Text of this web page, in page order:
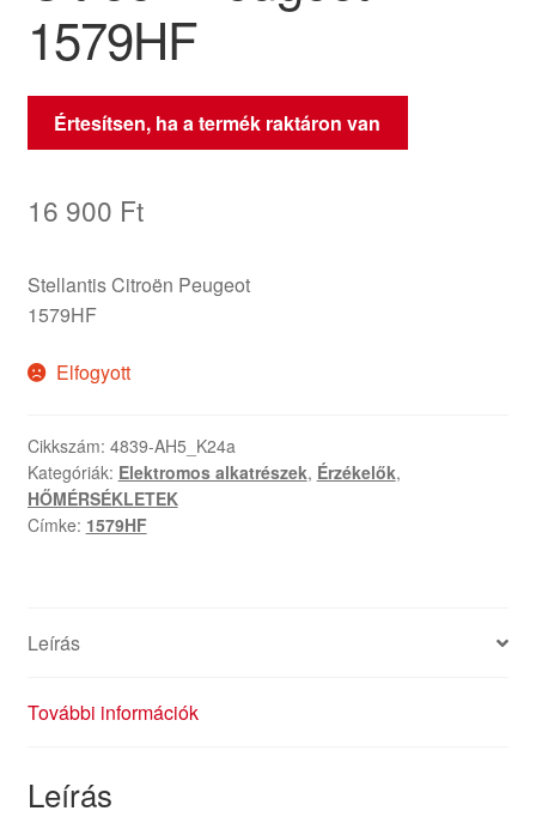
1579HF
Értesítsen, ha a termék raktáron van
16 900 Ft
Stellantis Citroën Peugeot
1579HF
Elfogyott
Cikkszám: 4839-AH5_K24a
Kategóriák: Elektromos alkatrészek, Érzékelők,
HŐMÉRSÉKLETEK
Címke: 1579HF
Leírás
További információk
Leírás